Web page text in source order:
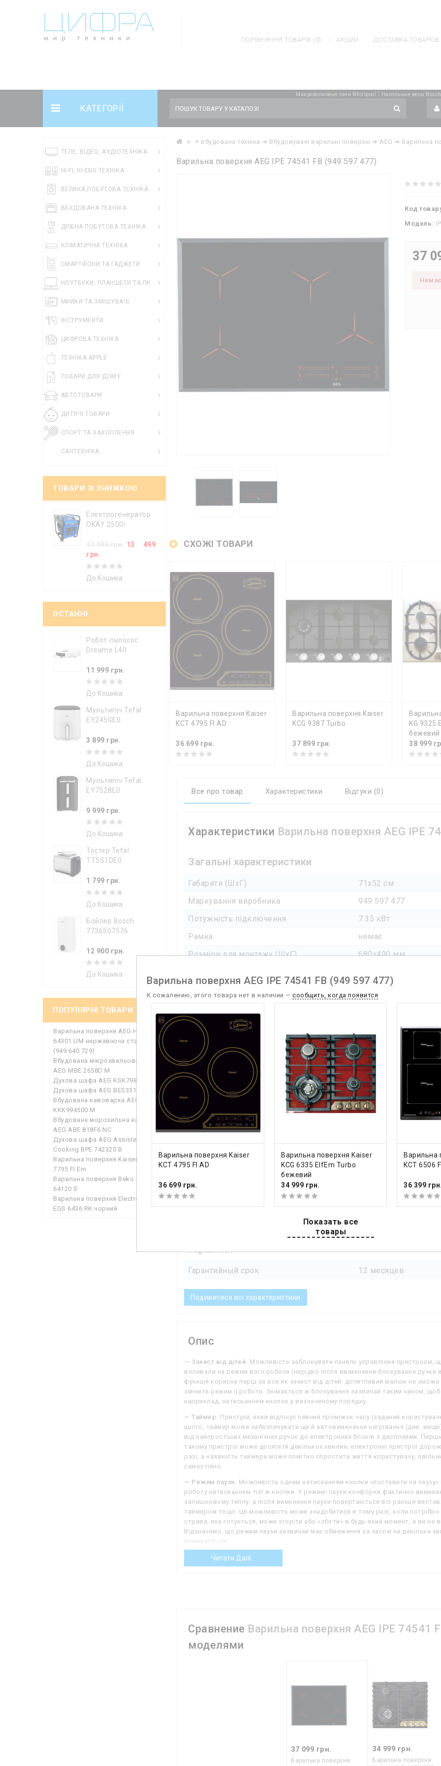
Варильна поверхня AEG IPE 74541 FB (949 597 477)
К сожалению, этого товара нет в наличии — сообщить, когда появится
ДО КОШИКА
Варильна поверхня Kaiser
KCT 4795 FI AD
36 699 грн.
ДО КОШИКА
Варильна поверхня Kaiser
KCG 6335 ElfEm Turbo
бежевий
34 999 грн.
ДО
Варильна
KCT 6506
36 399
Показать все
товары
/var/www/cifratehcomua/data/www/cifrateh.com.ua/catalog/controller/module/blog.php
ПОРІВНЯННЯ ТОВАРІВ (0) АКЦИИ ДОСТАВКА ТОВАРОВ
КАТЕГОРІЇ
Микроволновые печи Whirlpool Напольные весы Bosch
ТЕЛЕ, ВІДЕО, АУДІОТЕХНІКА
HI-FI, HI-END ТЕХНІКА
ВЕЛИКА ПОБУТОВА ТЕХНІКА
ВБУДОВАНА ТЕХНІКА
ДРІБНА ПОБУТОВА ТЕХНІКА
КЛІМАТИЧНА ТЕХНІКА
СМАРТФОНИ ТА ГАДЖЕТИ
НОУТБУКИ, ПЛАНШЕТИ ТА ПК
МИЙКИ ТА ЗМІШУВАЧІ
ІНСТРУМЕНТИ
ЦИФРОВА ТЕХНІКА
ТЕХНІКА APPLE
ТОВАРИ ДЛЯ ДОМУ
АВТОТОВАРИ
ДИТЯЧІ ТОВАРИ
СПОРТ ТА ЗАХОПЛЕННЯ
САНТЕХНІКА
ТОВАРИ ЗІ ЗНИЖКОЮ
Електрогенератор
OKAY 2500i
14 499 грн. 13 499
грн.
До Кошика
ОСТАННІ
Робот-пилосос
Dreame L40
11 999 грн.
До Кошика
Мультипіч Tefal
EY245GE0
3 899 грн.
До Кошика
Мультипіч Tefal
EY7528E0
9 999 грн.
До Кошика
Тостер Tefal
TT5S1DE0
1 799 грн.
До Кошика
Бойлер Bosch
7736507576
12 900 грн.
До Кошика
ПОПУЛЯРНІ ТОВАРИ
Варильна поверхня AEG HGB
64301 UM нержавіюча сталь
(949 640 729)
Вбудована мікрохвильова піч
AEG MBE 2658D M
Духова шафа AEG KSK798280M
Духова шафа AEG BES331110M
Вбудована кавоварка AEG
KKK994500 M
Вбудована морозильна камера
AEG ABE 818F6 NC
Духова шафа AEG Assisted
Cooking BPE 742320 B
Варильна поверхня Kaiser KCT
7795 FI Em
Варильна поверхня Beko HILM
64120 S
Варильна поверхня Electrolux
EGS 6436 RK чорний
≡ вбудована техніка ➔ Вбудовувані варильні поверхні ➔ AEG ➔ Варильна
Варильна поверхня AEG IPE 74541 FB (949 597 477)
Код
Модель:
37
СХОЖІ ТОВАРИ
ДО КОШИКА
Варильна поверхня Kaiser
KCT 4795 FI AD
36 699 грн.
ДО КОШИКА
Варильна поверхня Kaiser
KCG 9387 Turbo
37 899 грн.
ДО
KG 9325
бежевий
38 999
Все про товар Характеристики Відгуки (0)
Характеристики Варильна поверхня AEG IPE
Загальні характеристики
Габарити (ШхГ)
71x52 см
Маркування виробника
949 597 477
Потужність підключення
7.35 кВт
Рамка
немає
Розміри для монтажу (ШхГ)
680x490 мм
Інше
Комплектація
Колір
Тип поверхні
електрична
Тип пристрою
варильна поверхня
Конфорки
Кількість індукційних конфорок
4
Режим «міст» (Bridge)
Робоча поверхня
склокераміка
Управління
слайдерне
Функції та можливості
Функції
автоматичне
Гарантия
Гарантийный срок 12 месяцев
Подивитися всі характеристики
Опис
— Захист від дітей. Можливість заблокувати панель управління пристроєм,
впливали на режим його роботи (нерідко після ввімкнення блокування
функція корисна перш за все як захист від дітей: допитливий малюк не
змінити режим її роботи. Знімається ж блокування зазвичай таким чином,
наприклад, натисканням кнопок у визначеному порядку.
— Таймер.
Пристрій, який відлічує певний проміжок часу (заданий
цього, таймер може забезпечувати ще й автовимкнення нагрівання (див.
від найпростіших механічних ручок до електронних блоків з дисплеями.
такому пристрої може досягати декількох хвилин; електронні пристрої
разі, а наявність таймера може помітно спростити життя користувачу,
самостійно.
— Режим паузи.
Можливість одним натисканням кнопки «поставити на
роботу натисканням тієї ж кнопки. У режимі паузи конфорки фактично
залишковому теплу; а після вимкнення паузи повертаються всі раніше
таймером тощо. Ця можливість може знадобитися в тому разі, коли потрібно
страва, яка готується, може згоріти або «збігти» в будь-який момент, а ви не
Відзначимо, що режим паузи зазвичай має обмеження за часом на декілька
вимикається.
— Індикатор залишкового тепла.
50 °С і вище. Головне призначення такого індикатора — запобігання опікам
Читати Далі...
Сравнение Варильна поверхня AEG IPE 74541
моделями
37 099 грн.
Варильна поверхня
34 999 грн.
Варильна поверхня